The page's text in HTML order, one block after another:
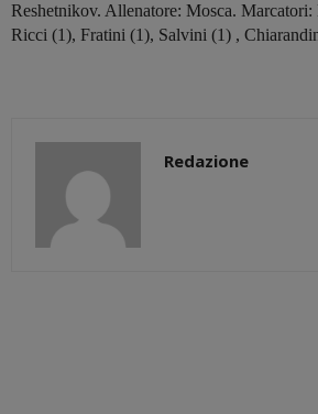
Reshetnikov. Allenatore: Mosca.
Ricci (1), Fratini (1), Salvini (1) ,
Redazione